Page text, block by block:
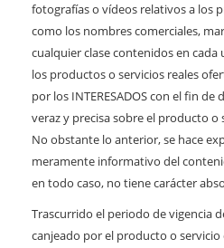
fotografías o vídeos relativos a los
como los nombres comerciales,
cualquier clase contenidos en cada
los productos o servicios reales
por los INTERESADOS con el fin
veraz y precisa sobre el producto o
No obstante lo anterior, se hace
meramente informativo del
en todo caso, no tiene carácter
Trascurrido el periodo de vigencia
canjeado por el producto o servicio